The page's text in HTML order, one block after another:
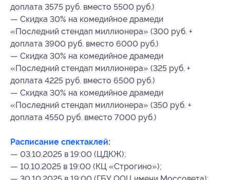
доплата 3575 руб. вместо 5500 руб.)
— Скидка 30% на комедийное драмеди
«Последний стендап миллионера» (300 руб. +
доплата 3900 руб. вместо 6000 руб.)
— Скидка 30% на комедийное драмеди
«Последний стендап миллионера» (325 руб. +
доплата 4225 руб. вместо 6500 руб.)
— Скидка 30% на комедийное драмеди
«Последний стендап миллионера» (350 руб. +
доплата 4550 руб. вместо 7000 руб.)
Расписание спектаклей:
— 03.10.2025 в 19:00 (ЦДКЖ);
— 10.10.2025 в 19:00 (КЦ «Строгино»);